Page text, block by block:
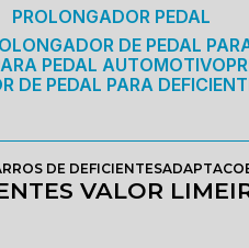
PROLONGADOR PEDAL
DE PEDAL
PEDAL AUTOMOTIVO
DE PEDAL PARA
DE DEFICIENTES
VALOR